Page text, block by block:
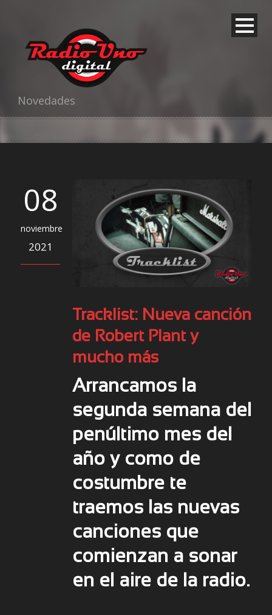
Novedades
08
noviembre
2021
Tracklist: Nueva canción
de Robert Plant y
mucho más
Arrancamos la
segunda semana del
penúltimo mes del
año y como de
costumbre te
traemos las nuevas
canciones que
comienzan a sonar
en el aire de la radio.